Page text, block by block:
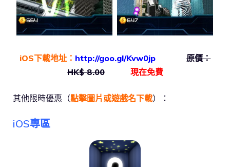
iOS下載地址： http://goo.gl/Kvw0jp
原價：
HK$ 8.00
現在免費
其他限時優惠（點擊圖片或遊戲名下載）：
iOS專區